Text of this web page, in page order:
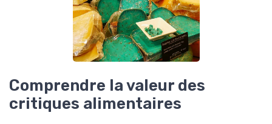
Comprendre la valeur des
critiques alimentaires